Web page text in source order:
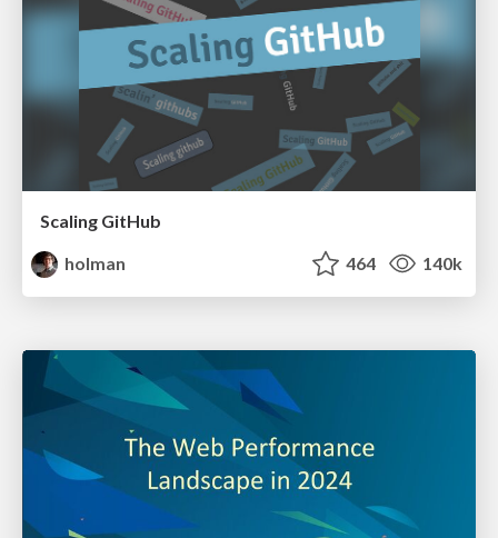
Scaling GitHub
holman
464 140k